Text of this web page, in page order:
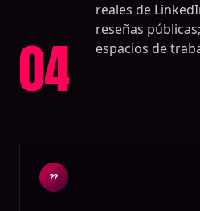
04
reales de
reseñas
espacios de
??